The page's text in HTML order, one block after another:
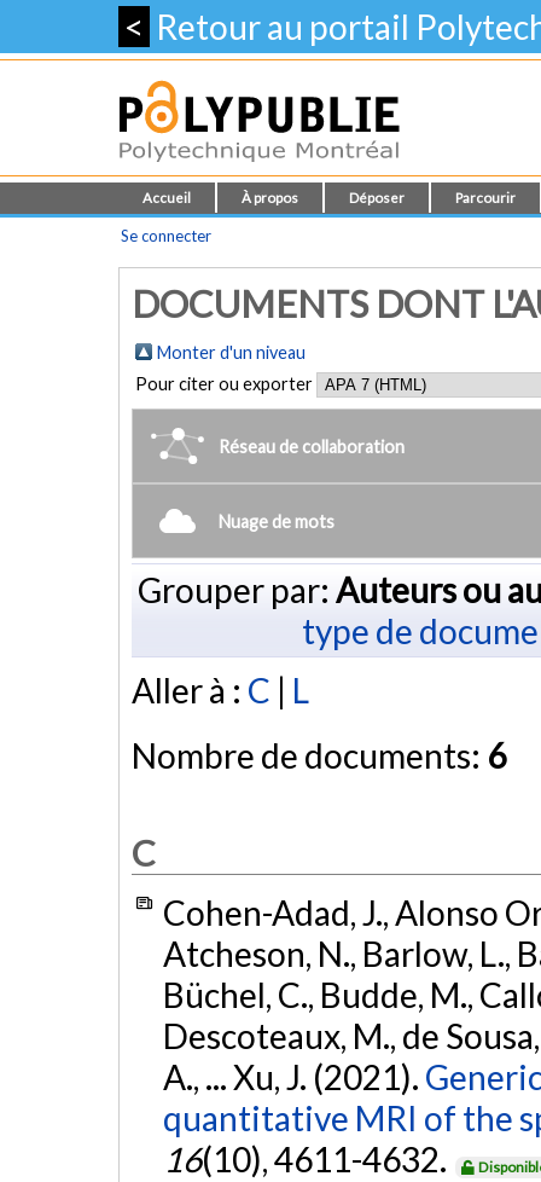
< Retour au portail
Accueil À propos Déposer Parcourir
Se connecter
DOCUMENTS DONT
Monter d'un niveau
Pour citer ou exporter
Réseau de collaboration
Nuage de mots
Grouper par: Auteurs ou
type de
Aller à : C | L
Nombre de documents: 6
C
Cohen-Adad, J., Alonso
Atcheson, N., Barlow, L.,
Büchel, C., Budde, M.,
Descoteaux, M., de
A., ... Xu, J. (2021).
quantitative MRI of the
16(10), 4611-4632.